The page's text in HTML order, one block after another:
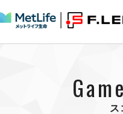
すべてのニュース
試合を観る MATCHES
ス